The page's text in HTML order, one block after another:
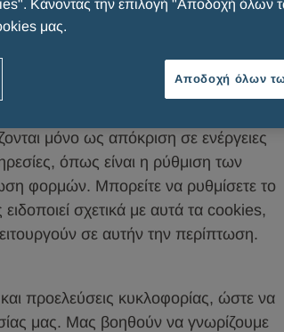
όταν οι χρήστες συνδεθούν για
πολλές κατηγορίες cookies:
και δεν μπορούν να
μόνο ως απόκριση σε ενέργειες
όπως είναι η ρύθμιση των
φορμών. Μπορείτε να ρυθμίσετε το
σχετικά με αυτά τα cookies,
σε αυτήν την περίπτωση.
προελεύσεις κυκλοφορίας, ώστε να
μας. Μας βοηθούν να γνωρίζουμε
Κάνοντας την επιλογή "Αποδοχή όλων
μας.
Αποδοχή όλων